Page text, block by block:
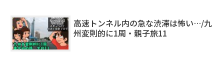
高速トンネル内の急な渋滞は怖い…/九
州変則的に1周・親子旅11